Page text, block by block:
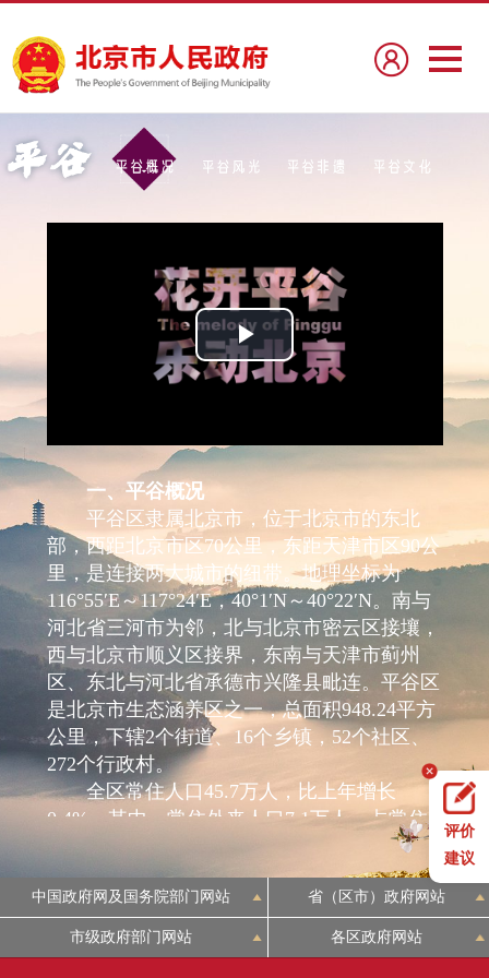
播
视
频
一、平谷概况
平谷区隶属北京市，位于北京市的东北
部，西距北京市区70公里，东距天津市区90公
里，是连接两大城市的纽带。地理坐标为
116°55′E～117°24′E，40°1′N～40°22′N。南与
河北省三河市为邻，北与北京市密云区接壤，
西与北京市顺义区接界，东南与天津市蓟州
区、东北与河北省承德市兴隆县毗连。平谷区
是北京市生态涵养区之一，总面积948.24平方
公里，下辖2个街道、16个乡镇，52个社区、
272个行政村。
全区常住人口45.7万人，比上年增长
0.4%。其中，常住外来人口7.1万人，占常住
人口的比重为15.5%。常住人口中，城镇人口
28.5万人，占比为62.4%，比上年提高0.2个百
分点。
在经济增长方面，2025年地区生产总值
605.2亿元，增长7%，第一产业15.7亿元，下
评价
建议
中国政府网及国务院部门网站 省（区市）政府网站
市级政府部门网站 各区政府网站